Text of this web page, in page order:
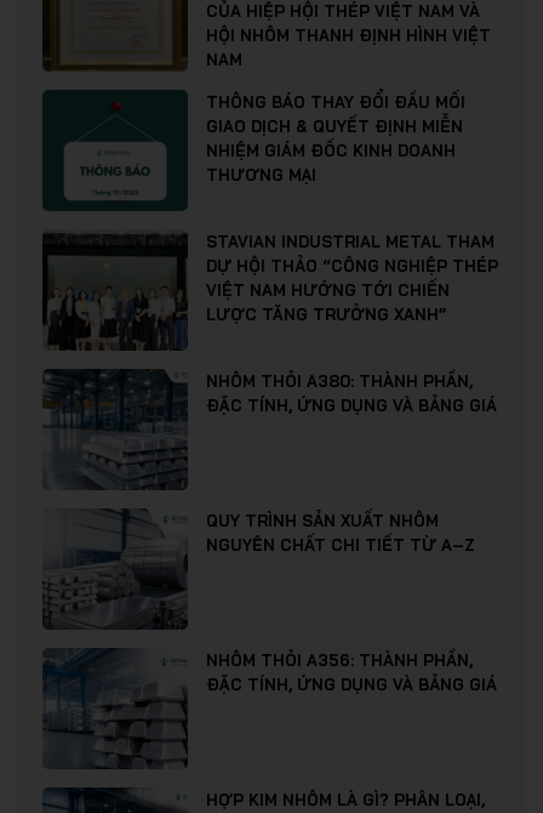
CỦA HIỆP HỘI THÉP VIỆT NAM VÀ
HỘI NHÔM THANH ĐỊNH HÌNH VIỆT
NAM
THÔNG BÁO THAY ĐỔI ĐẦU MỐI
GIAO DỊCH & QUYẾT ĐỊNH MIỄN
NHIỆM GIÁM ĐỐC KINH DOANH
THƯƠNG MẠI
STAVIAN INDUSTRIAL METAL THAM
DỰ HỘI THẢO “CÔNG NGHIỆP THÉP
VIỆT NAM HƯỚNG TỚI CHIẾN
LƯỢC TĂNG TRƯỞNG XANH”
NHÔM THỎI A380: THÀNH PHẦN,
ĐẶC TÍNH, ỨNG DỤNG VÀ BẢNG GIÁ
QUY TRÌNH SẢN XUẤT NHÔM
NGUYÊN CHẤT CHI TIẾT TỪ A–Z
NHÔM THỎI A356: THÀNH PHẦN,
ĐẶC TÍNH, ỨNG DỤNG VÀ BẢNG GIÁ
HỢP KIM NHÔM LÀ GÌ? PHÂN LOẠI,